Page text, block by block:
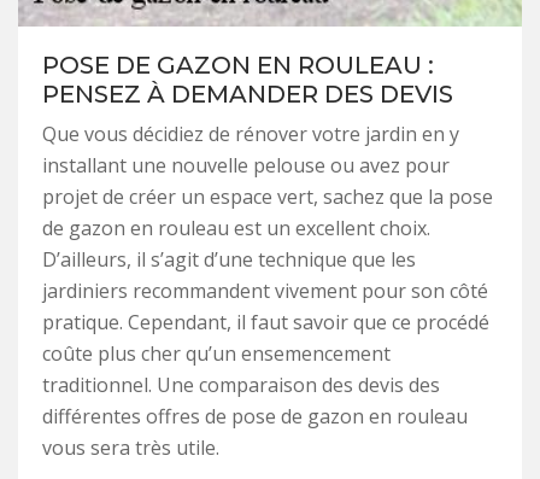
POSE DE GAZON EN ROULEAU :
PENSEZ À DEMANDER DES DEVIS
Que vous décidiez de rénover votre jardin en y
installant une nouvelle pelouse ou avez pour
projet de créer un espace vert, sachez que la pose
de gazon en rouleau est un excellent choix.
D’ailleurs, il s’agit d’une technique que les
jardiniers recommandent vivement pour son côté
pratique. Cependant, il faut savoir que ce procédé
coûte plus cher qu’un ensemencement
traditionnel. Une comparaison des devis des
différentes offres de pose de gazon en rouleau
vous sera très utile.